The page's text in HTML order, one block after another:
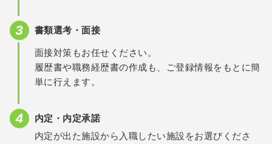
書類選考・面接
面接対策もお任せください。
履歴書や職務経歴書の作成も、ご登録情報をもとに簡
単に行えます。
内定・内定承諾
内定が出た施設から入職したい施設をお選びくださ